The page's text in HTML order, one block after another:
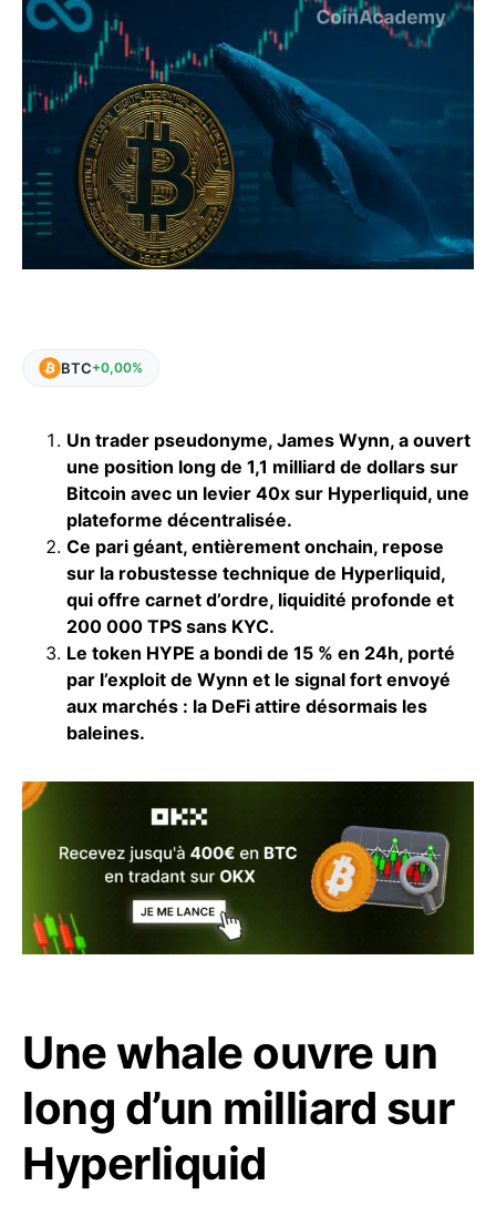
BTC+0,00%
Un trader pseudonyme, James Wynn, a ouvert
une position long de 1,1 milliard de dollars sur
Bitcoin avec un levier 40x sur Hyperliquid, une
plateforme décentralisée.
Ce pari géant, entièrement onchain, repose
sur la robustesse technique de Hyperliquid,
qui offre carnet d’ordre, liquidité profonde et
200 000 TPS sans KYC.
Le token HYPE a bondi de 15 % en 24h, porté
par l’exploit de Wynn et le signal fort envoyé
aux marchés : la DeFi attire désormais les
baleines.
Une whale ouvre un
long d’un milliard sur
Hyperliquid